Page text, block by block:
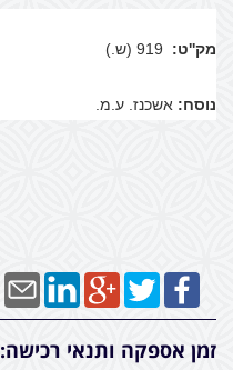
מק''ט: 919 (ש.)
נוסח: אשכנז. ע.מ.
זמן אספקה ותנאי רכישה: